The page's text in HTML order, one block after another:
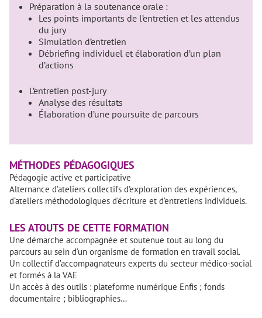
Préparation à la soutenance orale :
Les points importants de l’entretien et les attendus
du jury
Simulation d’entretien
Débriefing individuel et élaboration d’un plan
d’actions
L’entretien post-jury
Analyse des résultats
Élaboration d’une poursuite de parcours
MÉTHODES PÉDAGOGIQUES
Pédagogie active et participative
Alternance d’ateliers collectifs d’exploration des expériences,
d’ateliers méthodologiques d’écriture et d’entretiens individuels.
LES ATOUTS DE CETTE FORMATION
Une démarche accompagnée et soutenue tout au long du
parcours au sein d’un organisme de formation en travail social.
Un collectif d’accompagnateurs experts du secteur médico-social
et formés à la VAE
Un accès à des outils : plateforme numérique Enfis ; fonds
documentaire ; bibliographies…